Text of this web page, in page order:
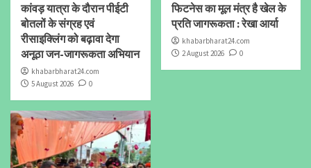
कांवड़ यात्रा के दौरान पीईटी
बोतलों के संग्रह एवं
रीसाइक्लिंग को बढ़ावा देगा
अनूठा जन-जागरूकता अभियान
khabarbharat24.com
5 August 2026
0
फिटनेस का मूल मंत्र है खेल के
प्रति जागरूकता : रेखा आर्या
khabarbharat24.com
2 August 2026
0